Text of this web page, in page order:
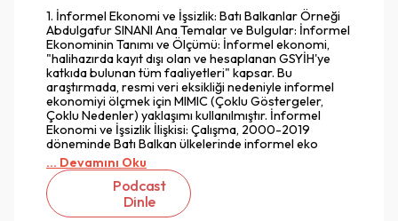
1. İnformel Ekonomi ve İşsizlik: Batı Balkanlar Örneği
Abdulgafur SINANI Ana Temalar ve Bulgular: İnformel
Ekonominin Tanımı ve Ölçümü: İnformel ekonomi,
"halihazırda kayıt dışı olan ve hesaplanan GSYİH'ye
katkıda bulunan tüm faaliyetleri" kapsar. Bu
araştırmada, resmi veri eksikliği nedeniyle informel
ekonomiyi ölçmek için MIMIC (Çoklu Göstergeler,
Çoklu Nedenler) yaklaşımı kullanılmıştır. İnformel
Ekonomi ve İşsizlik İlişkisi: Çalışma, 2000-2019
döneminde Batı Balkan ülkelerinde informel eko
... Devamını Oku
Podcast
Dinle